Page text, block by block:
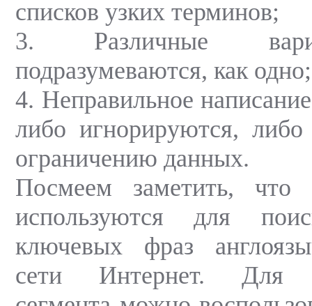
списков узких терминов;
3. Различные
подразумеваются, как одно;
4. Неправильное
либо игнорируются,
ограничению данных.
Посмеем заметить, что
используются для
ключевых фраз
сети Интернет. Для